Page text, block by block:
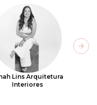
Lins Arquitetura
Interiores